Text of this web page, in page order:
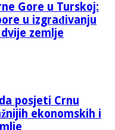
Gore u Turskoj:
u izgrađivanju
zemlje
posjeti Crnu
ekonomskih i